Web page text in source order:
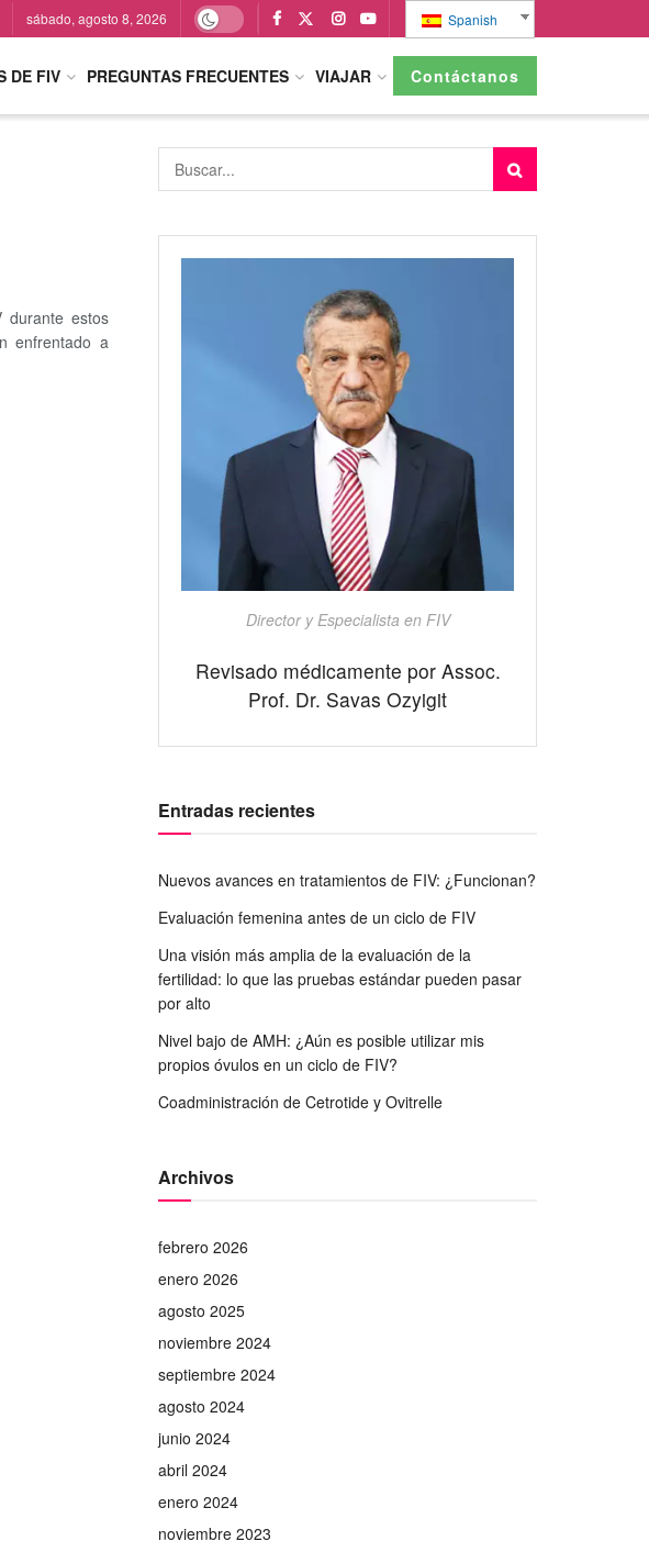
sábado, agosto 8, 2026 Spanish
DE FIV PREGUNTAS FRECUENTES VIAJAR Contáctanos
durante estos
enfrentado a
Director y Especialista en FIV
Revisado médicamente por Assoc.
Prof. Dr. Savas Ozyigit
Entradas recientes
Nuevos avances en tratamientos de FIV: ¿Funcionan?
Evaluación femenina antes de un ciclo de FIV
Una visión más amplia de la evaluación de la
fertilidad: lo que las pruebas estándar pueden pasar
por alto
Nivel bajo de AMH: ¿Aún es posible utilizar mis
propios óvulos en un ciclo de FIV?
Coadministración de Cetrotide y Ovitrelle
Archivos
febrero 2026
enero 2026
agosto 2025
noviembre 2024
septiembre 2024
agosto 2024
junio 2024
abril 2024
enero 2024
noviembre 2023